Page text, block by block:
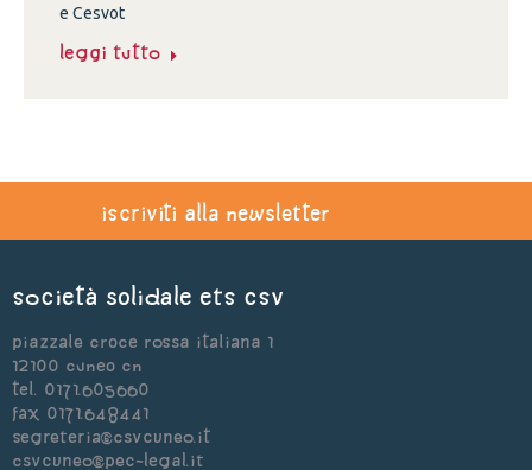
e Cesvot
Leggi tutto
iscriviti alla newsletter
Società Solidale ets CSV
Piazzale Croce Rossa Italiana 1
12100 Cuneo CN
Tel. 0171.605660
Fax 0171.648441
segreteria@csvcuneo.it
csvcuneo@pec-legal.it